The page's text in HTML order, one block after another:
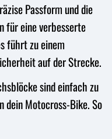
Passform und die
für eine verbesserte
führt zu einem
auf der Strecke.
sind einfach zu
dein Motocross-Bike. So